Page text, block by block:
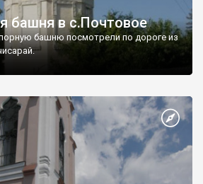
башня в с.Почтовое
башню посмотрели по дороге из